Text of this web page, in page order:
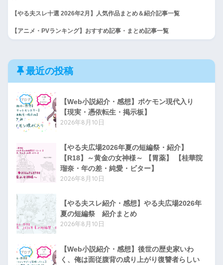
【やる夫スレ十選 2026年2月】人気作品まとめ＆紹介記事一覧
【アニメ・PVランキング】おすすめ記事・まとめ記事一覧
最近の投稿
【Web小説紹介・感想】ポケモン現代入り
【現実・憑依転生・掲示板】
2026年8月10日
【やる夫広場2026年夏の短編祭・紹介】
【R18】～黄金の女神様～ 【胃薬】 【桂華院
瑠奈・年の差・純愛・ビター】
2026年8月10日
【やる夫スレ紹介・感想】やる夫広場2026年
夏の短編祭 紹介まとめ
2026年8月10日
【Web小説紹介・感想】後世の歴史家いわ
く、俺は面従腹背の成り上がり復讐者らしい